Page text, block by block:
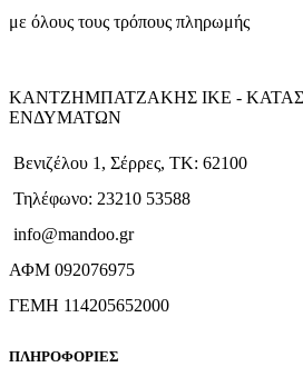
με όλους τους τρόπους πληρωμής
ΚΑΝΤΖΗΜΠΑΤΖΑΚΗΣ ΙΚΕ -
ΕΝΔΥΜΑΤΩΝ
Βενιζέλου 1, Σέρρες, ΤΚ: 62100
Τηλέφωνο: 23210 53588
info@mandoo.gr
ΑΦΜ 092076975
ΓΕΜΗ 114205652000
ΠΛΗΡΟΦΟΡΙΕΣ